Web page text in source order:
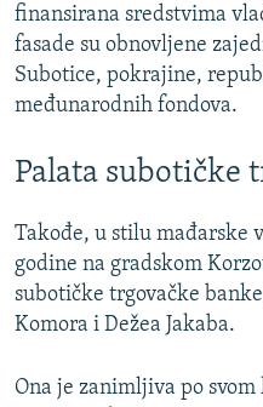
finansirana sredstvima
fasade su obnovljene
Subotice, pokrajine,
međunarodnih fondova.
Palata subotičke
Takođe, u stilu mađarske
godine na gradskom
subotičke trgovačke
Komora i Dežea Jakaba.
Ona je zanimljiva po